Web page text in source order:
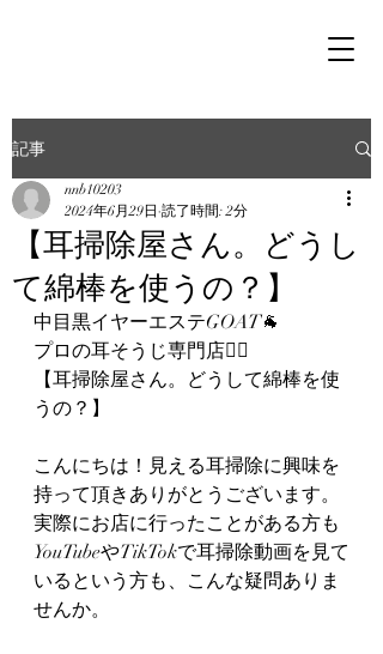
記事
【耳掃除屋さん。どうし
て綿棒を使うの？】
nnb10203
2024年6月29日 読了時間: 2分
中目黒イヤーエステGOAT🐐
プロの耳そうじ専門店👂🏻
【耳掃除屋さん。どうして綿棒を使
うの？】
こんにちは！見える耳掃除に興味を
持って頂きありがとうございます。
実際にお店に行ったことがある方も
YouTubeやTikTokで耳掃除動画を見て
いるという方も、こんな疑問ありま
せんか。